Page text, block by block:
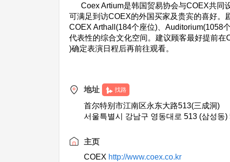
Coex Artium是韩国贸易协会与COEX共同
可满足到访COEX的外国买家及贵宾的喜好
COEX Arthall(184个座位)、Auditorium(1058
代表性的综合文化空间。建议顾客最好提前在
)确定表演日程后再前往观看。
地址 找路
首尔特别市江南区永东大路513(三成洞)
서울특별시 강남구 영동대로 513 (삼성동)
主页
COEX http://www.coex.co.kr